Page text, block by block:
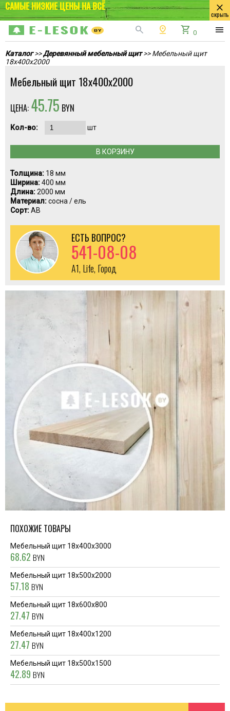
САМЫЕ НИЗКИЕ ЦЕНЫ НА ВСЁ close
скрыть
search pin_drop shopping_cart 0 menu
Каталог>>Деревянный мебельный щит >> Мебельный щит
18x400x2000
ПОХОЖИЕ ТОВАРЫ
Мебельный щит 18x400x3000
68.62 BYN
Мебельный щит 18x500x2000
57.18 BYN
Мебельный щит 18x600x800
27.47 BYN
Мебельный щит 18x400x1200
27.47 BYN
Мебельный щит 18x500x1500
42.89 BYN
Мебельный щит 18x400x2000
ЦЕНА: 45.75 BYN
Кол-во: шт
В КОРЗИНУ
Толщина: 18 мм
Ширина:400 мм
Длина:2000 мм
Материал:сосна / ель
Сорт:АВ
ЕСТЬ ВОПРОС?
541-08-08
A1, Life, Город